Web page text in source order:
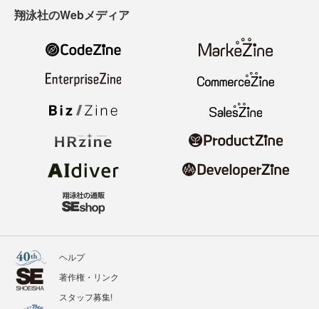
翔泳社のWebメディア
ヘルプ
著作権・リンク
スタッフ募集!